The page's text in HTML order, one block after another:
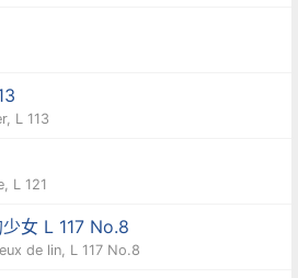
L 113
L 121
女 L 117 No.8
de lin, L 117 No.8